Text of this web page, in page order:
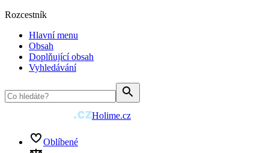
Rozcestník
Hlavní menu
Obsah
Doplňující obsah
Vyhledávání
Holime.cz
Oblíbené